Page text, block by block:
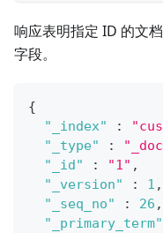
响应表明指定 ID 的文
字段。
{
"_index"
:
"_type"
:
"_id"
: "1" ,
"_version"
: 1 ,
"_seq_no"
: 26 ,
"_primary_term"